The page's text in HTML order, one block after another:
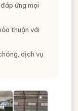
ứng mọi
thuận với
dịch vụ